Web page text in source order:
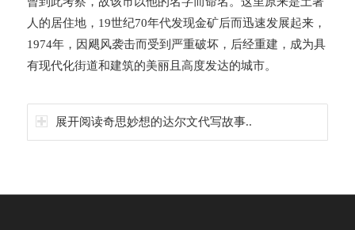
人的居住地，19世纪70年代发现金矿后而迅速发展起来，
1974年，因飓风袭击而受到严重破坏，后经重建，成为具
有现代化街道和建筑的美丽且高度发达的城市。
展开阅读奇思妙想的达尔文代写故事..